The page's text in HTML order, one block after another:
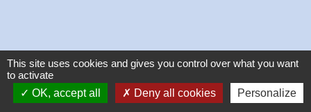
This site uses cookies and gives you control over what you want
to activate
OK, accept all
Deny all cookies Personalize